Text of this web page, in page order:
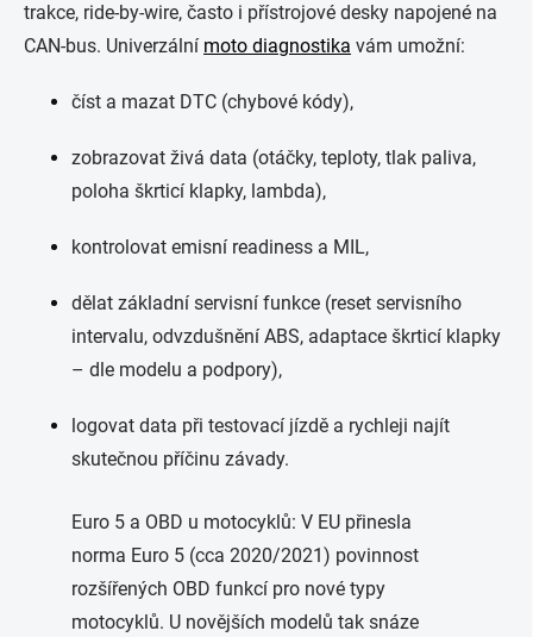
trakce, ride-by-wire, často i přístrojové desky napojené na
CAN-bus. Univerzální moto diagnostika vám umožní:
číst a mazat DTC (chybové kódy),
zobrazovat živá data (otáčky, teploty, tlak paliva,
poloha škrticí klapky, lambda),
kontrolovat emisní readiness a MIL,
dělat základní servisní funkce (reset servisního
intervalu, odvzdušnění ABS, adaptace škrticí klapky
– dle modelu a podpory),
logovat data při testovací jízdě a rychleji najít
skutečnou příčinu závady.
Euro 5 a OBD u motocyklů: V EU přinesla
norma Euro 5 (cca 2020/2021) povinnost
rozšířených OBD funkcí pro nové typy
motocyklů. U novějších modelů tak snáze